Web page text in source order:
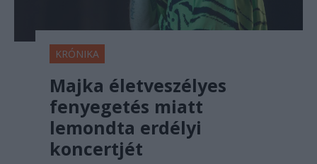
KRÓNIKA
Majka életveszélyes
fenyegetés miatt
lemondta erdélyi
koncertjét